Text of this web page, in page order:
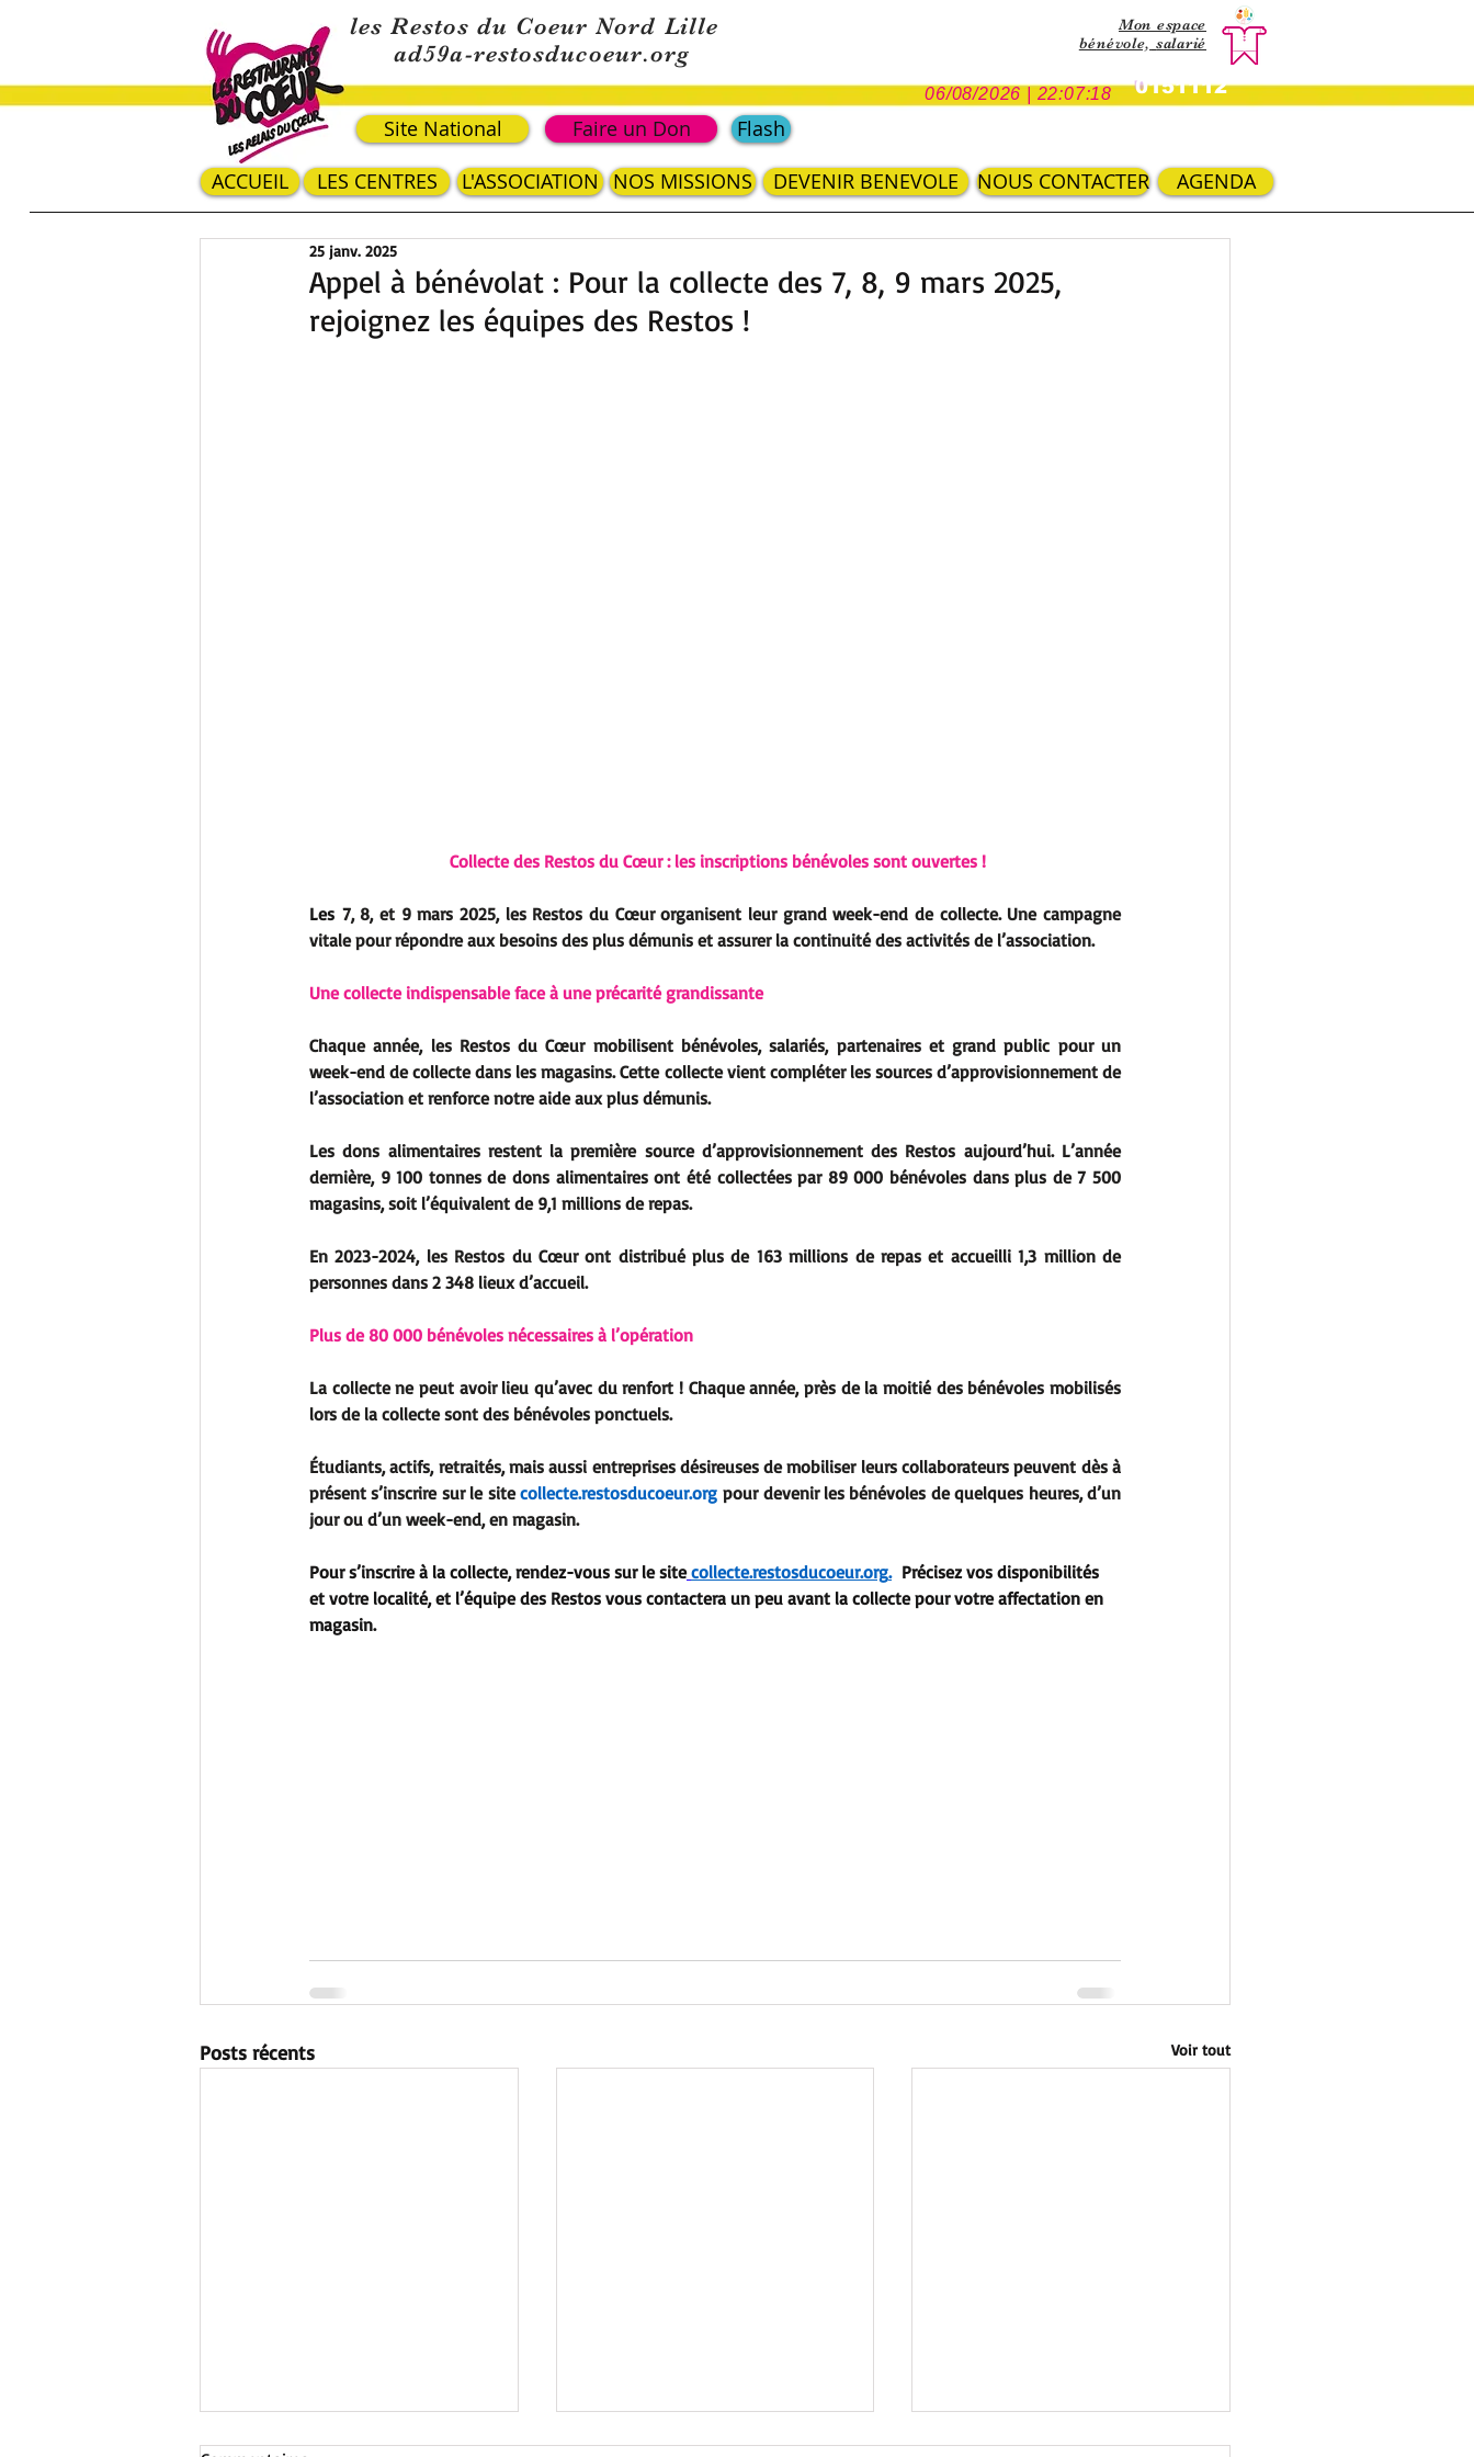
les Restos du Coeur Nord Lille
Faire un Don Flash
Mon espace
bénévole, salarié
0151112
ad59a-restosducoeur.org
06/08/2026 | 22:07:18
Site National
ACCUEIL
DEVENIR BENEVOLE
LES CENTRES NOS MISSIONS
L'ASSOCIATION AGENDA
NOUS CONTACTER
Appel à bénévolat : Pour la collecte des 7, 8, 9 mars 2025,
rejoignez les équipes des Restos !
25 janv. 2025
Collecte des Restos du Cœur : les inscriptions bénévoles sont ouvertes !
Les 7, 8, et 9 mars 2025, les Restos du Cœur organisent leur grand week-end de collecte. Une campagne
vitale pour répondre aux besoins des plus démunis et assurer la continuité des activités de l’association.
Une collecte indispensable face à une précarité grandissante
Chaque année, les Restos du Cœur mobilisent bénévoles, salariés, partenaires et grand public pour un
week-end de collecte dans les magasins. Cette collecte vient compléter les sources d’approvisionnement de
l’association et renforce notre aide aux plus démunis.
Les dons alimentaires restent la première source d’approvisionnement des Restos aujourd’hui. L’année
dernière, 9 100 tonnes de dons alimentaires ont été collectées par 89 000 bénévoles dans plus de 7 500
magasins, soit l’équivalent de 9,1 millions de repas.
En 2023-2024, les Restos du Cœur ont distribué plus de 163 millions de repas et accueilli 1,3 million de
personnes dans 2 348 lieux d’accueil.
Plus de 80 000 bénévoles nécessaires à l’opération
La collecte ne peut avoir lieu qu’avec du renfort ! Chaque année, près de la moitié des bénévoles mobilisés
lors de la collecte sont des bénévoles ponctuels.
Étudiants, actifs, retraités, mais aussi entreprises désireuses de mobiliser leurs collaborateurs peuvent dès à
présent s’inscrire sur le site collecte.restosducoeur.org pour devenir les bénévoles de quelques heures, d’un
jour ou d’un week-end, en magasin.
Pour s’inscrire à la collecte, rendez-vous sur le site collecte.restosducoeur.org. Précisez vos disponibilités
et votre localité, et l’équipe des Restos vous contactera un peu avant la collecte pour votre affectation en
magasin.
Posts récents Voir tout